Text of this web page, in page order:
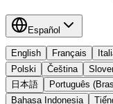
Español
English Français
Polski
Čeština
日本語
Português
Bahasa Indonesia